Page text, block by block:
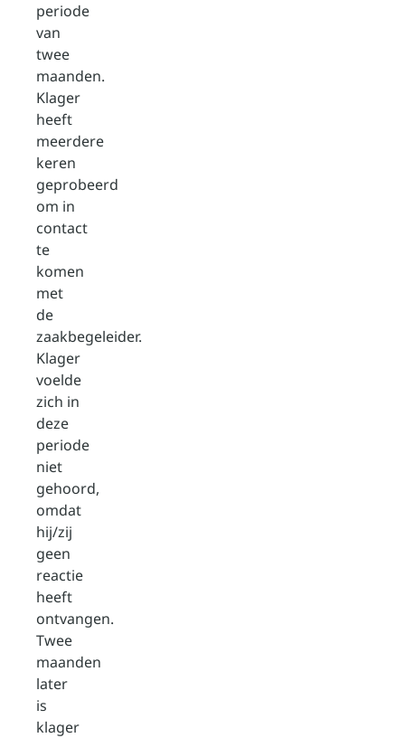
periode
van
twee
maanden.
Klager
heeft
meerdere
keren
geprobeerd
om in
contact
te
komen
met
de
zaakbegeleider.
Klager
voelde
zich in
deze
periode
niet
gehoord,
omdat
hij/zij
geen
reactie
heeft
ontvangen.
Twee
maanden
later
is
klager